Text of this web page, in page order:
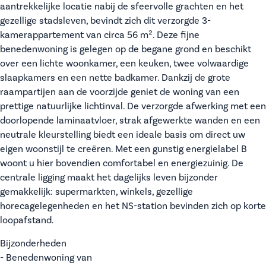
aantrekkelijke locatie nabij de sfeervolle grachten en het
gezellige stadsleven, bevindt zich dit verzorgde 3-
kamerappartement van circa 56 m². Deze fijne
benedenwoning is gelegen op de begane grond en beschikt
over een lichte woonkamer, een keuken, twee volwaardige
slaapkamers en een nette badkamer. Dankzij de grote
raampartijen aan de voorzijde geniet de woning van een
prettige natuurlijke lichtinval. De verzorgde afwerking met een
doorlopende laminaatvloer, strak afgewerkte wanden en een
neutrale kleurstelling biedt een ideale basis om direct uw
eigen woonstijl te creëren. Met een gunstig energielabel B
woont u hier bovendien comfortabel en energiezuinig. De
centrale ligging maakt het dagelijks leven bijzonder
gemakkelijk: supermarkten, winkels, gezellige
horecagelegenheden en het NS-station bevinden zich op korte
loopafstand.
Bijzonderheden
- Benedenwoning van